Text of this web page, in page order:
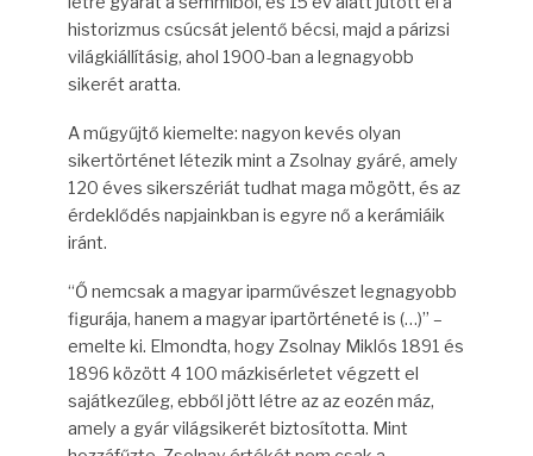
historizmus csúcsát jelentő bécsi, majd a párizsi
világkiállításig, ahol 1900-ban a legnagyobb
sikerét aratta.
A műgyűjtő kiemelte: nagyon kevés olyan
sikertörténet létezik mint a Zsolnay gyáré, amely
120 éves sikerszériát tudhat maga mögött, és az
érdeklődés napjainkban is egyre nő a kerámiáik
iránt.
“Ő nemcsak a magyar iparművészet legnagyobb
figurája, hanem a magyar ipartörténeté is (…)” –
emelte ki. Elmondta, hogy Zsolnay Miklós 1891 és
1896 között 4 100 mázkisérletet végzett el
sajátkezűleg, ebből jött létre az az eozén máz,
amely a gyár világsikerét biztosította. Mint